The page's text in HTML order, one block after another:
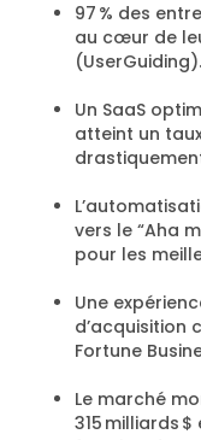
97 % des
au cœur de
(UserGuiding).
Un SaaS
atteint un
vers le “Aha
pour les
Une
d’acquisition
Fortune
Le marché
315 milliards